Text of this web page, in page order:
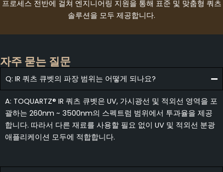
프로세스 전반에 걸쳐 엔지니어링 지원을 통해 표준 및 맞춤형 쿼츠
솔루션을 모두 제공합니다.
자주 묻는 질문
Q: IR 쿼츠 큐벳의 파장 범위는 어떻게 되나요?
A: TOQUARTZ® IR 쿼츠 큐벳은 UV, 가시광선 및 적외선 영역을 포
괄하는 260nm ~ 3500nm의 스펙트럼 범위에서 투과율을 제공
합니다. 따라서 다른 재료를 사용할 필요 없이 UV 및 적외선 분광
애플리케이션 모두에 적합합니다.